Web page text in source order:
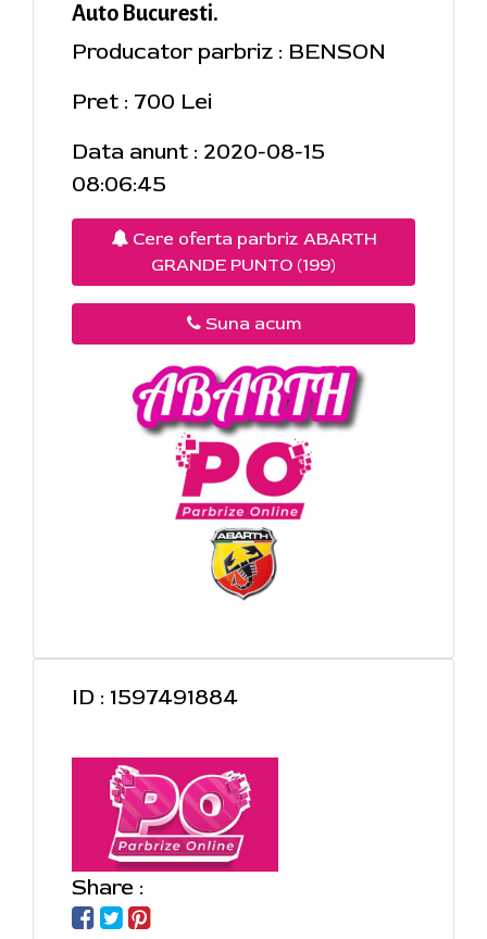
Auto Bucuresti.
Producator parbriz : BENSON
Pret : 700 Lei
Data anunt : 2020-08-15
08:06:45
Cere oferta parbriz ABARTH
GRANDE PUNTO (199)
Suna acum
ID : 1597491884
Share :